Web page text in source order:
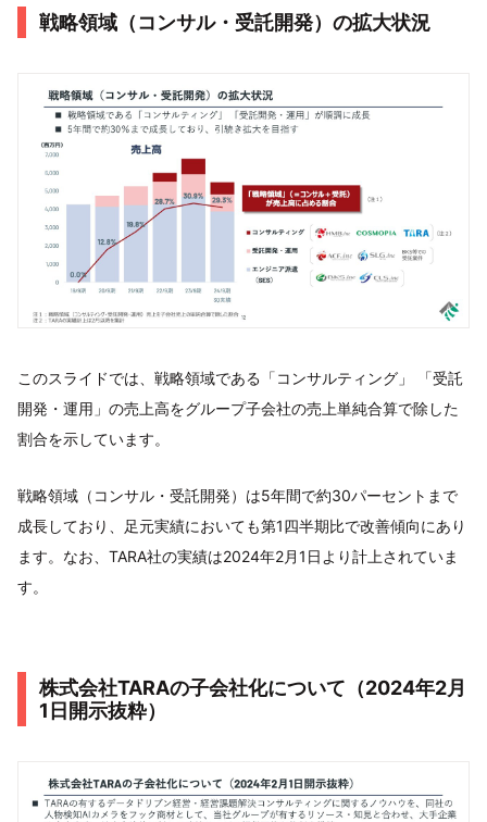
戦略領域（コンサル・受託開発）の拡大状況
このスライドでは、戦略領域である「コンサルティング」 「受託
開発・運用」の売上高をグループ子会社の売上単純合算で除した
割合を示しています。
戦略領域（コンサル・受託開発）は5年間で約30パーセントまで
成長しており、足元実績においても第1四半期比で改善傾向にあり
ます。なお、TARA社の実績は2024年2月1日より計上されていま
す。
株式会社TARAの子会社化について（2024年2月
1日開示抜粋）